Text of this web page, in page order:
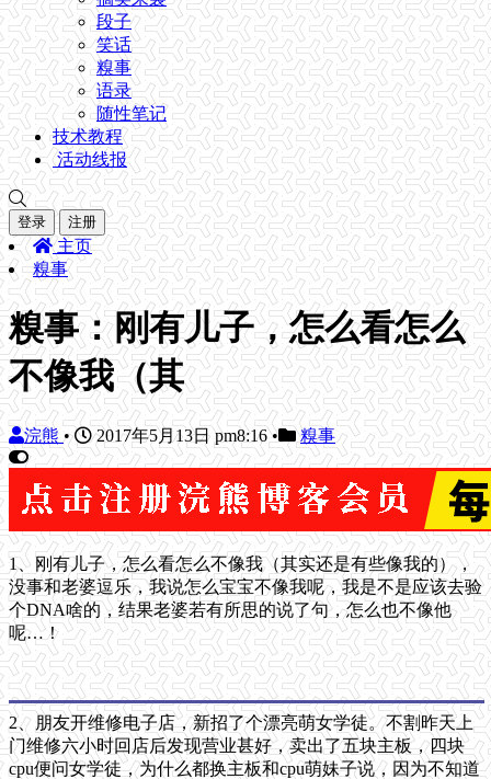
段子
笑话
糗事
语录
随性笔记
技术教程
活动线报
登录 注册
主页
糗事
糗事：刚有儿子，怎么看怎么
不像我（其
浣熊 • 2017年5月13日 pm8:16• 糗事
1、刚有儿子，怎么看怎么不像我（其实还是有些像我的），
没事和老婆逗乐，我说怎么宝宝不像我呢，我是不是应该去验
个DNA啥的，结果老婆若有所思的说了句，怎么也不像他
呢…！
2、朋友开维修电子店，新招了个漂亮萌女学徒。不割昨天上
门维修六小时回店后发现营业甚好，卖出了五块主板，四块
cpu便问女学徒，为什么都换主板和cpu萌妹子说，因为不知道